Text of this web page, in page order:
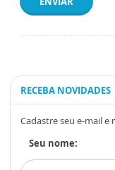
RECEBA NOVIDADES
Cadastre seu e-mail
Seu nome: